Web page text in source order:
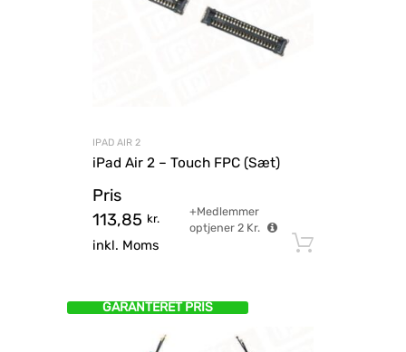
IPAD AIR 2
iPad Air 2 – Touch FPC (Sæt)
Pris
113,85 kr.
inkl. Moms
+Medlemmer
optjener 2Kr.
GARANTERET PRIS